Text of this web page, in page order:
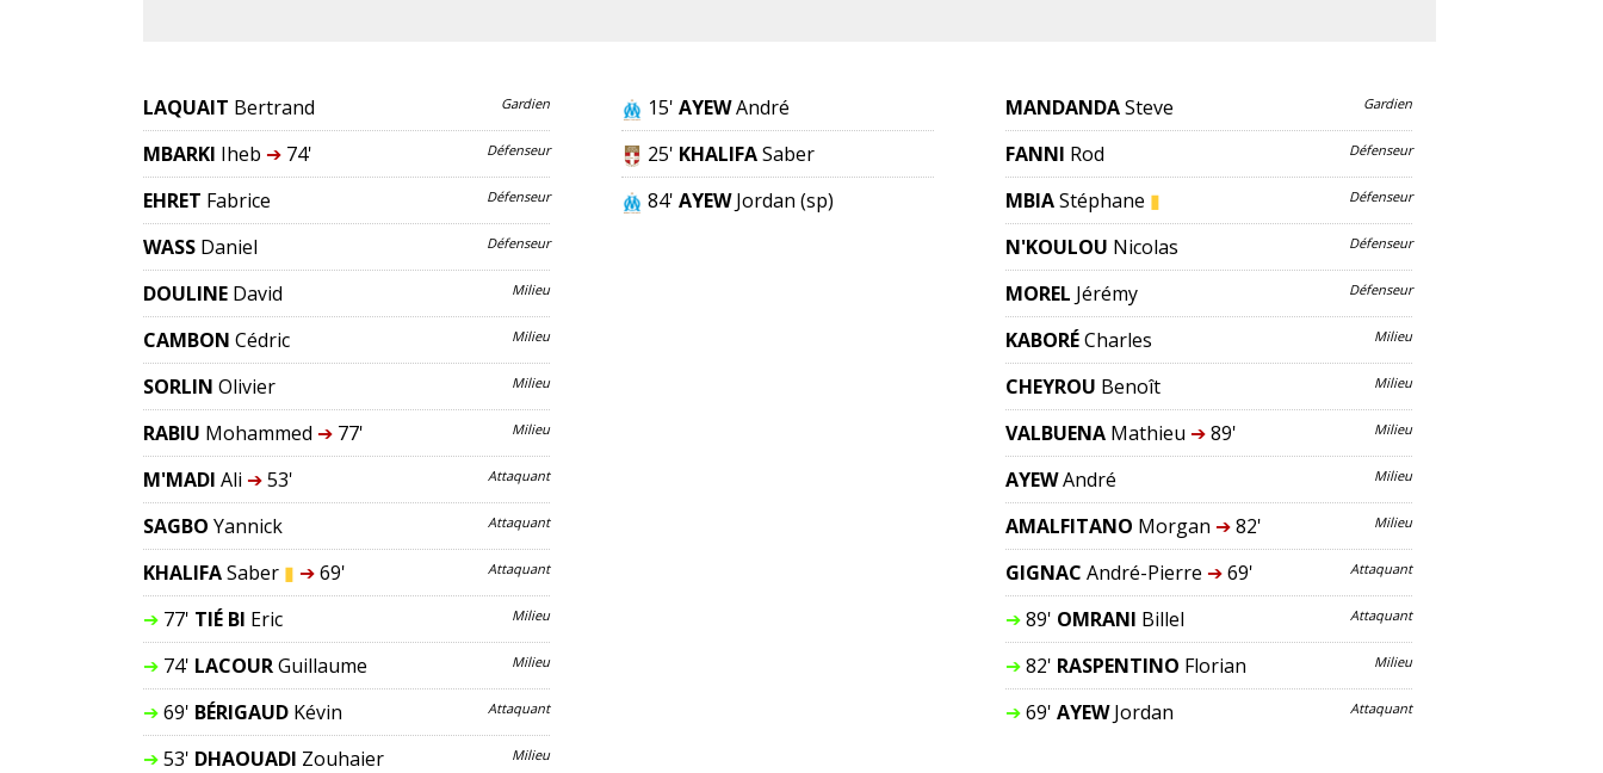
LAQUAIT Bertrand Gardien
MBARKI Iheb ➔74' Défenseur
EHRET Fabrice Défenseur
WASS Daniel Défenseur
DOULINE David Milieu
CAMBON Cédric Milieu
SORLIN Olivier Milieu
RABIU Mohammed ➔77' Milieu
M'MADI Ali ➔53' Attaquant
SAGBO Yannick Attaquant
KHALIFASaber ▮ ➔69' Attaquant
➔77' TIÉ BI Eric Milieu
➔74' LACOURGuillaume Milieu
➔69' BÉRIGAUD Kévin Attaquant
➔53' DHAOUADI Zouhaier Milieu
15'AYEWAndré
25' KHALIFASaber
84'AYEW Jordan (sp)
MANDANDASteve Gardien
FANNI Rod Défenseur
MBIAStéphane ▮ Défenseur
N'KOULOU Nicolas Défenseur
MOREL Jérémy Défenseur
KABORÉCharles Milieu
CHEYROU Benoît Milieu
VALBUENA Mathieu ➔89' Milieu
AYEWAndré Milieu
AMALFITANO Morgan ➔82' Milieu
GIGNAC André-Pierre ➔69' Attaquant
➔89' OMRANI Billel Attaquant
➔82' RASPENTINO Florian Milieu
➔69' AYEW Jordan Attaquant